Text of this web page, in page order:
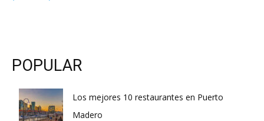
POPULAR
Los mejores 10 restaurantes en Puerto
Madero